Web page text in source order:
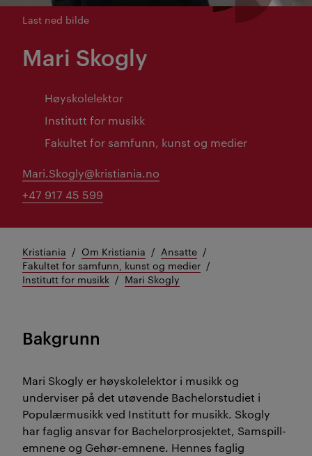
Last ned bilde
Mari Skogly
Høyskolelektor
Institutt for musikk
Fakultet for samfunn, kunst og medier
Mari.Skogly@kristiania.no
+47 917 45 599
Kristiania Om Kristiania
Ansatte
Fakultet for samfunn, kunst og medier
Institutt for musikk
Mari Skogly
Bakgrunn
Mari Skogly er høyskolelektor i musikk og
underviser på det utøvende Bachelorstudiet i
Populærmusikk ved Institutt for musikk. Skogly
har faglig ansvar for Bachelorprosjektet, Samspill-
emnene og Gehør-emnene. Hennes faglig